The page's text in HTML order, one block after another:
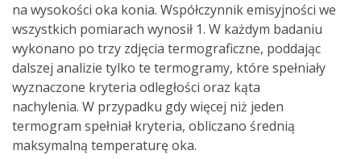
na wysokości oka konia. Współczynnik emisyjności we
wszystkich pomiarach wynosił 1. W każdym badaniu
wykonano po trzy zdjęcia termograficzne, poddając
dalszej analizie tylko te termogramy, które spełniały
wyznaczone kryteria odległości oraz kąta
nachylenia. W przypadku gdy więcej niż jeden
termogram spełniał kryteria, obliczano średnią
maksymalną temperaturę oka.